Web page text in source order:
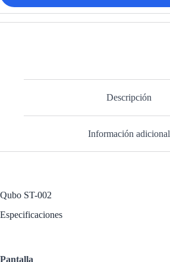
Descripción
Información adicional
Qubo ST-002
Especificaciones
Pantalla